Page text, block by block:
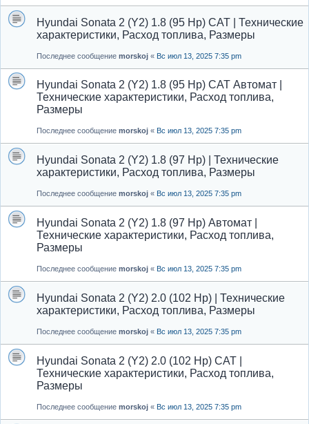
Hyundai Sonata 2 (Y2) 1.8 (95 Hp) CAT | Технические
характеристики, Расход топлива, Размеры
Последнее сообщение morskoj « Вс июл 13, 2025 7:35 pm
Hyundai Sonata 2 (Y2) 1.8 (95 Hp) CAT Автомат |
Технические характеристики, Расход топлива,
Размеры
Последнее сообщение morskoj « Вс июл 13, 2025 7:35 pm
Hyundai Sonata 2 (Y2) 1.8 (97 Hp) | Технические
характеристики, Расход топлива, Размеры
Последнее сообщение morskoj « Вс июл 13, 2025 7:35 pm
Hyundai Sonata 2 (Y2) 1.8 (97 Hp) Автомат |
Технические характеристики, Расход топлива,
Размеры
Последнее сообщение morskoj « Вс июл 13, 2025 7:35 pm
Hyundai Sonata 2 (Y2) 2.0 (102 Hp) | Технические
характеристики, Расход топлива, Размеры
Последнее сообщение morskoj « Вс июл 13, 2025 7:35 pm
Hyundai Sonata 2 (Y2) 2.0 (102 Hp) CAT |
Технические характеристики, Расход топлива,
Размеры
Последнее сообщение morskoj « Вс июл 13, 2025 7:35 pm